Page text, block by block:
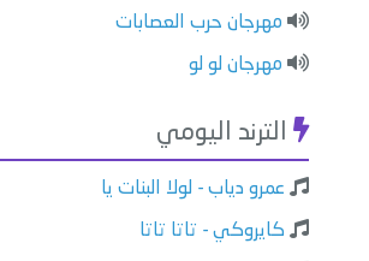
مهرجان حرب العصابات
مهرجان لو لو
الترند اليومي
عمرو دياب - لولا البنات يا
كايروكي - تاتا تاتا